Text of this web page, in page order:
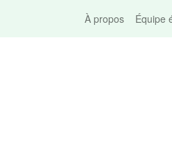
À propos Équipe